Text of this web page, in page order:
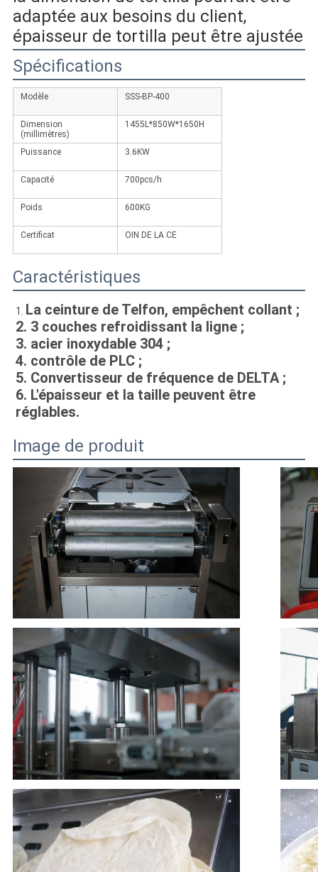
adaptée aux besoins du client,
épaisseur de tortilla peut être ajustée
Spécifications
Modèle SSS-BP-400
Dimension
(millimètres)
1455L*850W*1650H
Puissance 3.6KW
Capacité 700pcs/h
Poids 600KG
Certificat OIN DE LA CE
Caractéristiques
1. La ceinture de Telfon, empêchent collant ;
2. 3 couches refroidissant la ligne ;
3. acier inoxydable 304 ;
4. contrôle de PLC ;
5. Convertisseur de fréquence de DELTA ;
6. L'épaisseur et la taille peuvent être
réglables.
Image de produit